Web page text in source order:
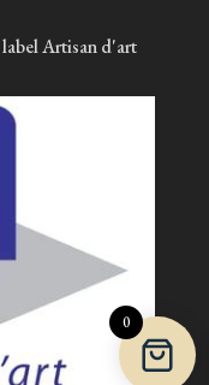
Artisan d'art
0